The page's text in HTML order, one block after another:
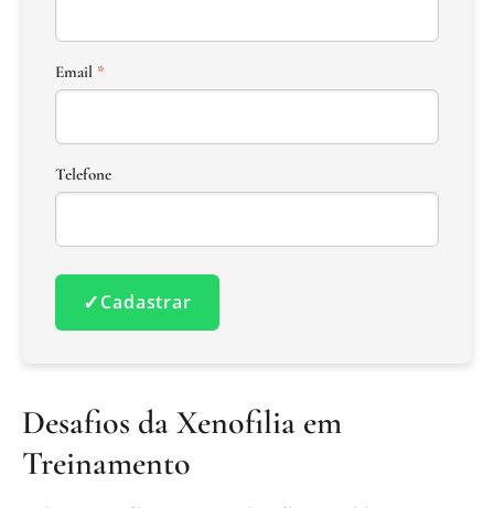
Email *
Telefone
✓Cadastrar
Desafios da Xenofilia em
Treinamento